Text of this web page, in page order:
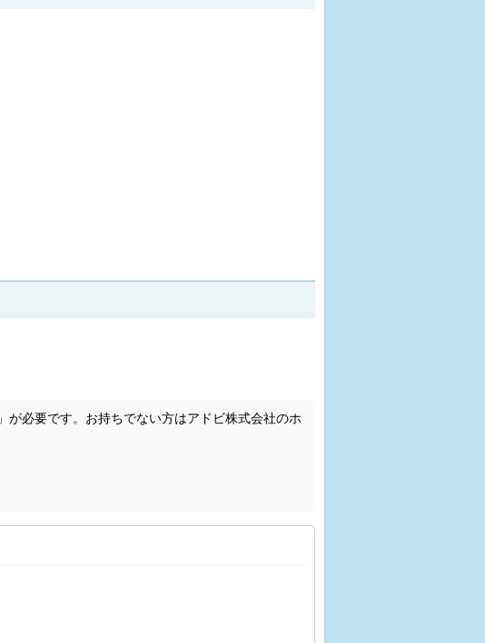
」が必要です。お持ちでない方はアドビ株式会社のホ